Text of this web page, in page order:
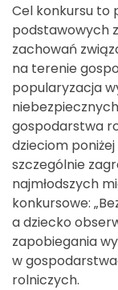
Cel konkursu to
podstawowych
zachowań
na terenie
popularyzacja
gospodarstwa
dzieciom
szczególnie
najmłodszych
konkursowe:
a dziecko
zapobiegania
w
rolniczych.